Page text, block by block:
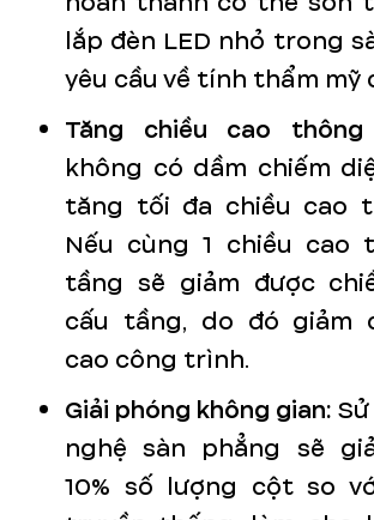
lắp đèn LED nhỏ trong
yêu cầu về tính thẩm mỹ
Tăng chiều cao thông
không có dầm chiếm
tăng tối đa chiều cao
Nếu cùng 1 chiều cao
tầng sẽ giảm được
cấu tầng, do đó giảm
cao công trình.
Giải phóng không gian:
nghệ sàn phẳng sẽ
10% số lượng cột so